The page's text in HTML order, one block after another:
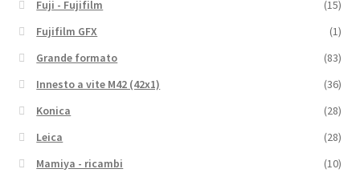
Fuji - Fujifilm
(15)
Fujifilm GFX
(1)
Grande formato
(83)
Innesto a vite M42 (42x1)
(36)
Konica
(28)
Leica
(28)
Mamiya - ricambi
(10)